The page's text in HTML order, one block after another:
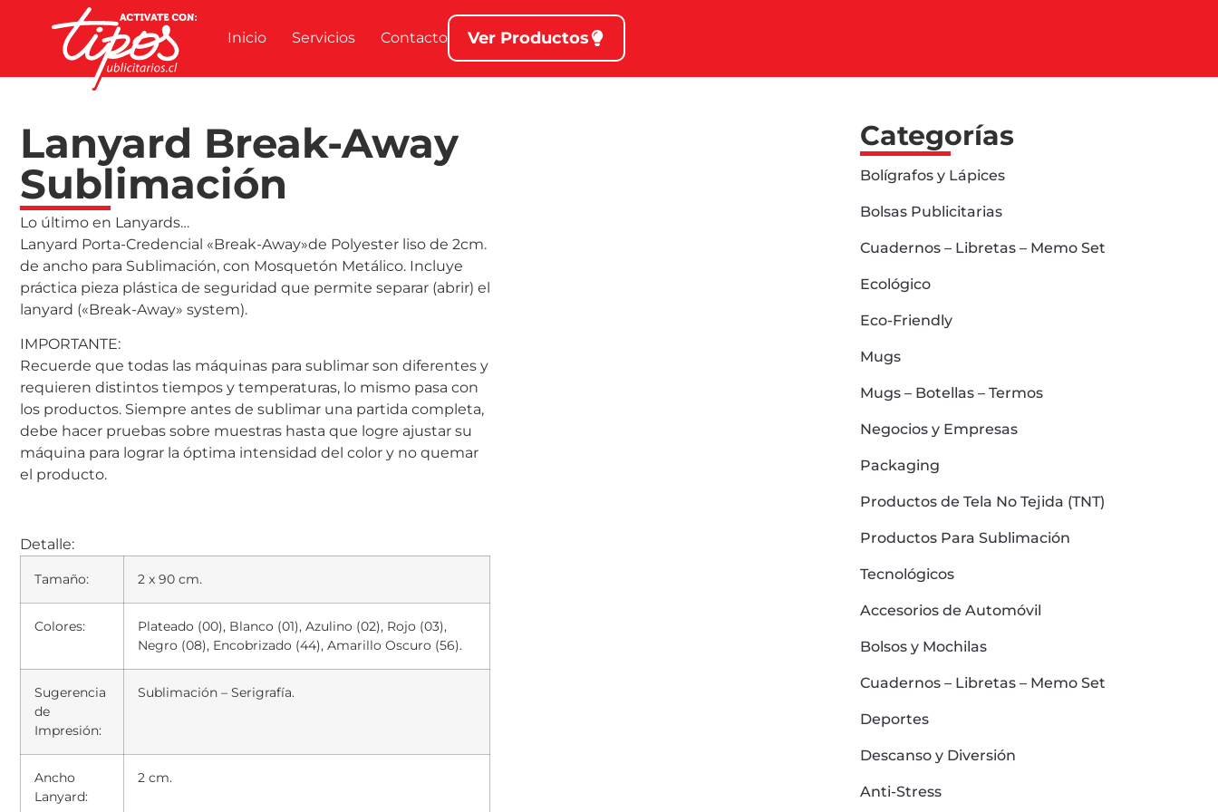
Inicio Servicios Contacto Ver Productos
Lanyard Break-Away
Sublimación
Lo último en Lanyards…
Lanyard Porta-Credencial «Break-Away»de Polyester liso de 2cm.
de ancho para Sublimación, con Mosquetón Metálico. Incluye
práctica pieza plástica de seguridad que permite separar (abrir) el
lanyard («Break-Away» system).
IMPORTANTE:
Recuerde que todas las máquinas para sublimar son diferentes y
requieren distintos tiempos y temperaturas, lo mismo pasa con
los productos. Siempre antes de sublimar una partida completa,
debe hacer pruebas sobre muestras hasta que logre ajustar su
máquina para lograr la óptima intensidad del color y no quemar
el producto.
Detalle:
Tamaño: 2 x 90 cm.
Colores:
Plateado (00), Blanco (01), Azulino (02), Rojo (03),
Negro (08), Encobrizado (44), Amarillo Oscuro (56).
Sugerencia
de
Impresión:
Sublimación – Serigrafía.
Ancho
Lanyard:
2 cm.
Categorías
Bolígrafos y Lápices
Bolsas Publicitarias
Cuadernos – Libretas – Memo Set
Ecológico
Eco-Friendly
Mugs
Mugs – Botellas – Termos
Negocios y Empresas
Packaging
Productos de Tela No Tejida (TNT)
Productos Para Sublimación
Tecnológicos
Accesorios de Automóvil
Bolsos y Mochilas
Cuadernos – Libretas – Memo Set
Deportes
Descanso y Diversión
Anti-Stress